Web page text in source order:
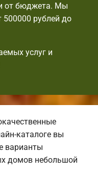
от бюджета. Мы
рублей до
услуг и
каталоге вы
варианты
домов небольшой